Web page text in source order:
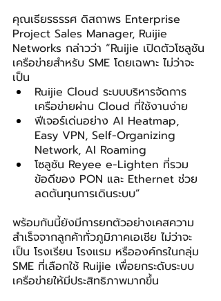
คุณเธียรธรรศ ดิสถาพร Enterprise
Project Sales Manager, Ruijie
Networks กล่าวว่า “Ruijie เปิดตัวโซลูชัน
เครือข่ายสำหรับ SME โดยเฉพาะ ไม่ว่าจะ
เป็น
Ruijie Cloud ระบบบริหารจัดการ
เครือข่ายผ่าน Cloud ที่ใช้งานง่าย
ฟีเจอร์เด่นอย่าง AI Heatmap,
Easy VPN, Self-Organizing
Network, AI Roaming
โซลูชัน Reyee e-Lighten ที่รวม
ข้อดีของ PON และ Ethernet ช่วย
ลดต้นทุนการเดินระบบ”
พร้อมกันนี้ยังมีการยกตัวอย่างเคสความ
สำเร็จจากลูกค้าทั่วภูมิภาคเอเชีย ไม่ว่าจะ
เป็น โรงเรียน โรงแรม หรือองค์กรในกลุ่ม
SME ที่เลือกใช้ Ruijie เพื่อยกระดับระบบ
เครือข่ายให้มีประสิทธิภาพมากขึ้น